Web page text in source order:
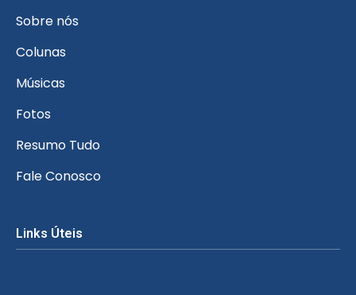
Sobre nós
Colunas
Músicas
Fotos
Resumo Tudo
Fale Conosco
Links Úteis